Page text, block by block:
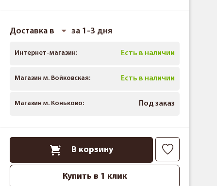
Доставка в за 1-3 дня
Интернет-магазин: Есть в наличии
Магазин м. Войковская: Есть в наличии
Магазин м. Коньково: Под заказ
В корзину
Купить в 1 клик